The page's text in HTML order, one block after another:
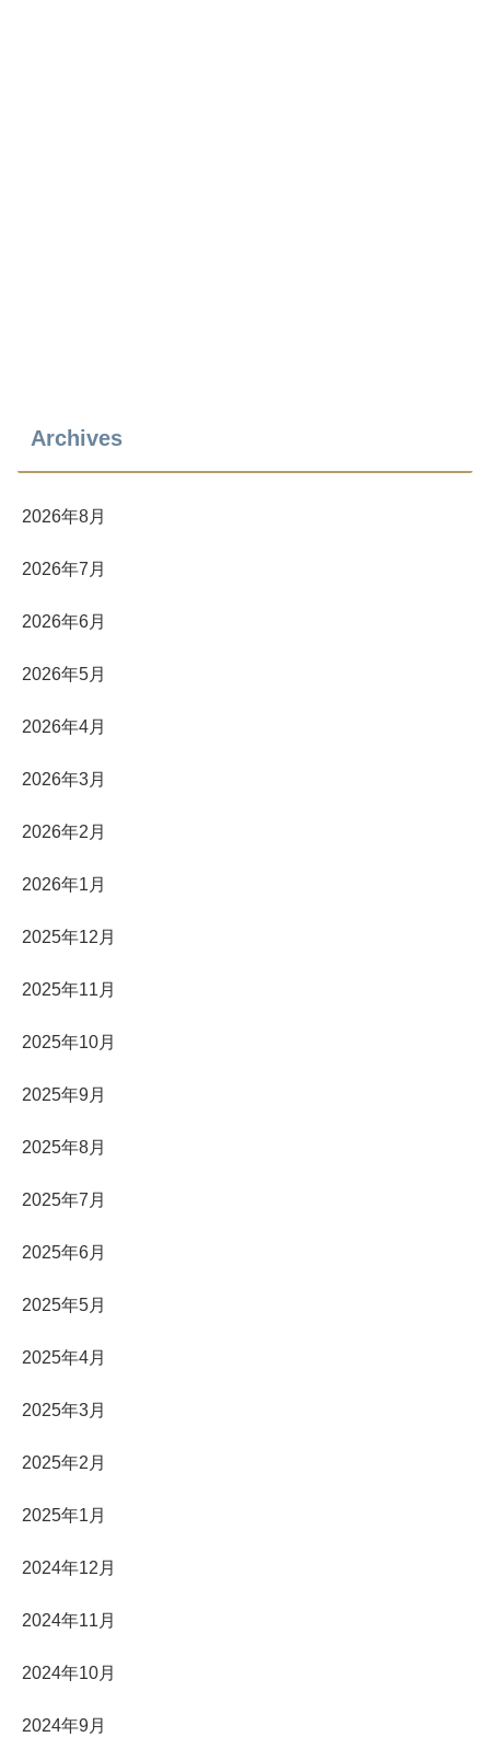
Archives
2026年8月
2026年7月
2026年6月
2026年5月
2026年4月
2026年3月
2026年2月
2026年1月
2025年12月
2025年11月
2025年10月
2025年9月
2025年8月
2025年7月
2025年6月
2025年5月
2025年4月
2025年3月
2025年2月
2025年1月
2024年12月
2024年11月
2024年10月
2024年9月